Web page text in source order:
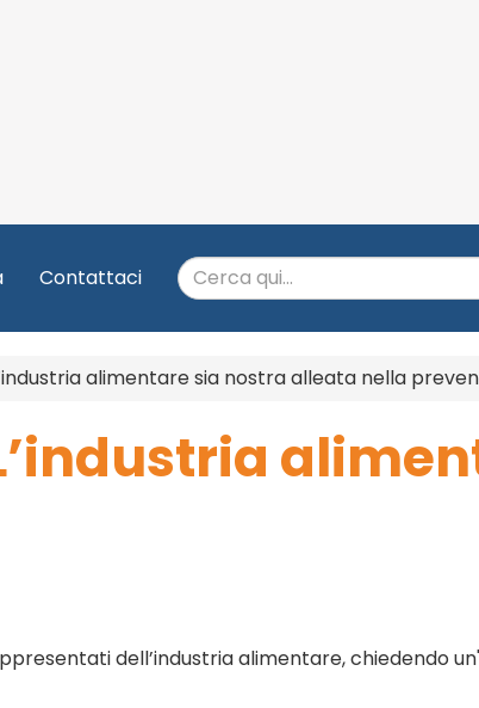
Contattaci
alimentare sia nostra alleata nella
dell’industria alimentare, chiedendo